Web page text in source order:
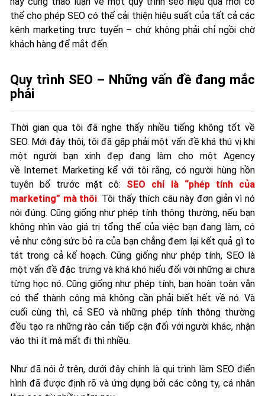
thể cho phép SEO có thể cải thiện hiệu suất của tất cả các
kênh marketing trực tuyến – chứ không phải chỉ ngồi chờ
khách hàng để mắt đến.
Quy trình SEO – Những vấn đề đang mắc
phải
Thời gian qua tôi đã nghe thấy nhiều tiếng không tốt về
SEO. Mới đây thôi, tôi đã gặp phải một vấn đề khá thú vị khi
một người bạn xinh đẹp đang làm cho một Agency
về Internet Marketing kể với tôi rằng, có người hùng hồn
tuyên bố trước mặt cô:
SEO chỉ là “phép tính của
marketing” mà thôi. Tôi thấy thích câu này đơn giản vì nó
nói đúng. Cũng giống như phép tính thông thường, nếu bạn
không nhìn vào giá trị tổng thể của việc bạn đang làm, có
vẻ như công sức bỏ ra của bạn chẳng đem lại kết quả gì to
tát trong cả kế hoạch. Cũng giống như phép tính, SEO là
một vấn đề đặc trưng và khá khó hiểu đối với những ai chưa
từng học nó. Cũng giống như phép tính, bạn hoàn toàn vẫn
có thể thành công mà không cần phải biết hết về nó. Và
cuối cùng thì, cả SEO và những phép tính thông thường
đều tạo ra những rào cản tiếp cận đối với người khác, nhận
vào thì ít mà mất đi thì nhiều.
Như đã nói ở trên, dưới đây chính là qui trình làm SEO điển
hình đã được định rõ và ứng dụng bởi các công ty, cá nhân